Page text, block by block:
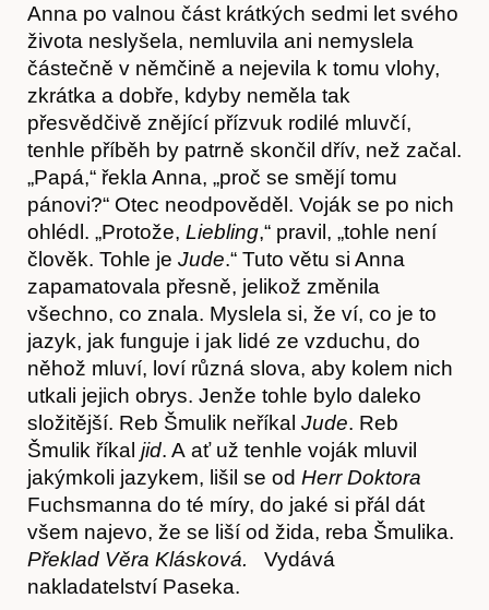
Anna po valnou část krátkých sedmi let svého
života neslyšela, nemluvila ani nemyslela
částečně v němčině a nejevila k tomu vlohy,
zkrátka a dobře, kdyby neměla tak
přesvědčivě znějící přízvuk rodilé mluvčí,
tenhle příběh by patrně skončil dřív, než začal.
„Papá,“ řekla Anna, „proč se smějí tomu
pánovi?“ Otec neodpověděl. Voják se po nich
ohlédl. „Protože, Liebling,“ pravil, „tohle není
člověk. Tohle je Jude.“ Tuto větu si Anna
zapamatovala přesně, jelikož změnila
všechno, co znala. Myslela si, že ví, co je to
jazyk, jak funguje i jak lidé ze vzduchu, do
něhož mluví, loví různá slova, aby kolem nich
utkali jejich obrys. Jenže tohle bylo daleko
složitější. Reb Šmulik neříkal Jude. Reb
Šmulik říkal jid. A ať už tenhle voják mluvil
jakýmkoli jazykem, lišil se od Herr Doktora
Fuchsmanna do té míry, do jaké si přál dát
všem najevo, že se liší od žida, reba Šmulika.
Překlad Věra Klásková. Vydává
nakladatelství Paseka.